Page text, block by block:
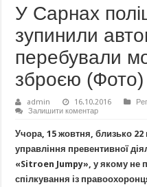
У Сарнах
зупинили
перебували
зброєю (Фото)
admin 16.10.2016
Залишити коментар
Учора, 15 жовтня, близько 22
управління превентивної
«Sitroen Jumpy», у якому не
спілкування із